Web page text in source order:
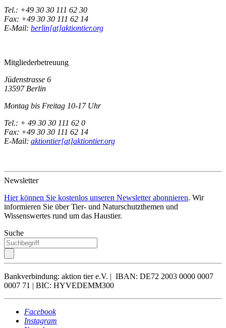
Tel.: +49 30 30 111 62 30
Fax: +49 30 30 111 62 14
E-Mail: berlin[at]aktiontier.org
Mitgliederbetreuung
Jüdenstrasse 6
13597 Berlin
Montag bis Freitag 10-17 Uhr
Tel.: + 49 30 30 111 62 0
Fax: +49 30 30 111 62 14
E-Mail: aktiontier[at]aktiontier.org
Newsletter
Hier können Sie kostenlos unseren Newsletter abonnieren. Wir
informieren Sie über Tier- und Naturschutzthemen und
Wissenswertes rund um das Haustier.
Suche
Bankverbindung: aktion tier e.V. | IBAN: DE72 2003 0000 0007
0007 71 | BIC: HYVEDEMM300
Facebook
Instagram